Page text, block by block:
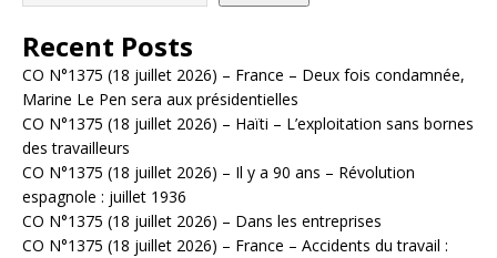
Recent Posts
CO N°1375 (18 juillet 2026) – France – Deux fois condamnée,
Marine Le Pen sera aux présidentielles
CO N°1375 (18 juillet 2026) – Haïti – L’exploitation sans bornes
des travailleurs
CO N°1375 (18 juillet 2026) – Il y a 90 ans – Révolution
espagnole : juillet 1936
CO N°1375 (18 juillet 2026) – Dans les entreprises
CO N°1375 (18 juillet 2026) – France – Accidents du travail :